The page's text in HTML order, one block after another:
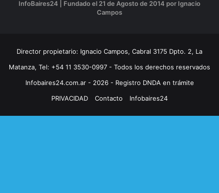
InfoBaires24 | Fundado el 21 de Agosto de 2014 por Ignacio
Campos
Director propietario: Ignacio Campos, Cabral 3175 Dpto. 2, La
Matanza, Tel: +54 11 3530-0997 - Todos los derechos reservados
Infobaires24.com.ar - 2026 - Registro DNDA en trámite
PRIVACIDAD
Contacto Infobaires24